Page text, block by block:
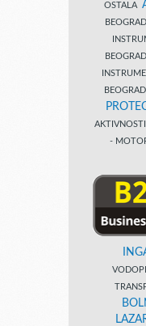
OSTALA
AKTIVNOSTI
-